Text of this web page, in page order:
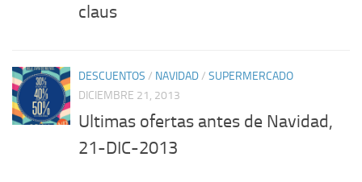
claus
DESCUENTOS / NAVIDAD/ SUPERMERCADO
DICIEMBRE 21, 2013
Ultimas ofertas antes de Navidad,
21-DIC-2013